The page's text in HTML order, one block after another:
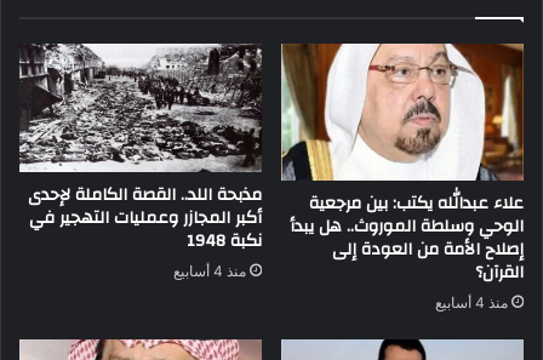
علاء عبدالله يكتب: بين مرجعية
الوحي وسلطة الموروث.. هل يبدأ
إصلاح الأمة من العودة إلى
القرآن؟
منذ 4 أسابيع
مذبحة اللد.. القصة الكاملة لإحدى
أكبر المجازر وعمليات التهجير في
نكبة 1948
منذ 4 أسابيع